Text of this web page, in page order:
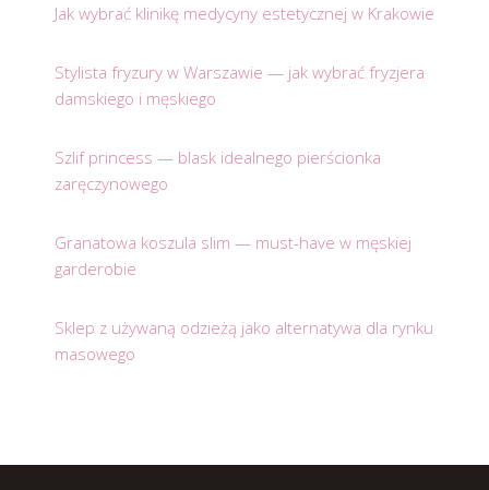
Jak wybrać klinikę medycyny estetycznej w Krakowie
Stylista fryzury w Warszawie — jak wybrać fryzjera
damskiego i męskiego
Szlif princess — blask idealnego pierścionka
zaręczynowego
Granatowa koszula slim — must-have w męskiej
garderobie
Sklep z używaną odzieżą jako alternatywa dla rynku
masowego